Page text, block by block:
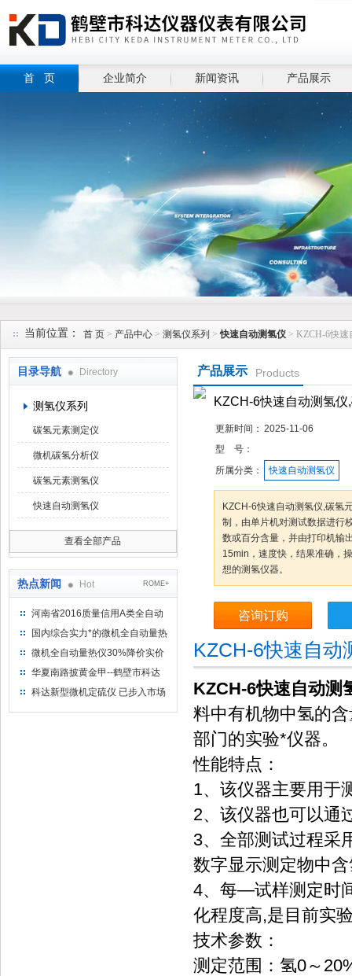
首 页 企业简介 新闻资讯 产品展示
当前位置： 首 页 > 产品中心 > 测氢仪系列 >快速自动测氢仪 > KZCH-6快
目录导航 Directory
测氢仪系列
碳氢元素测定仪
微机碳氢分析仪
碳氢元素测氢仪
快速自动测氢仪
查看全部产品
热点新闻 Hot ROME+
河南省2016质量信用A类全自动
量热仪
国内综合实力*的微机全自动量热
仪制造企业
微机全自动量热仪30%降价实价
出售
华夏南路披黄金甲--鹤壁市科达
仪器仪表有限公司
科达新型微机定硫仪 已步入市场
产品展示 Products
KZCH-6快速自动测氢
更新时间： 2025-11-06
型 号：
所属分类：
快速自动测氢仪
KZCH-6快速自动测氢仪,碳氢
制，由单片机对测试数据进行
数或百分含量，并由打印机输
15min，速度快，结果准确，
想的测氢仪器。
咨询订购
KZCH-6快速自动
KZCH-6快速自动测
料中有机物中氢的
部门的实验*仪器。
性能特点：
1、该仪器主要用于
2、该仪器也可以通
3、全部测试过程采
数字显示测定物中
4、每—试样测定时
化程度高,是目前实
技术参数：
测定范围：氢0～